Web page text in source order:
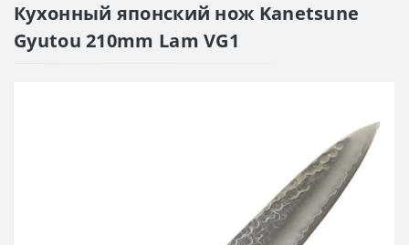
Кухонный японский нож Kanetsune
Gyutou 210mm Lam VG1